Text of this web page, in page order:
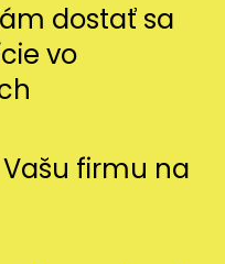
dostať sa
vo
firmu na